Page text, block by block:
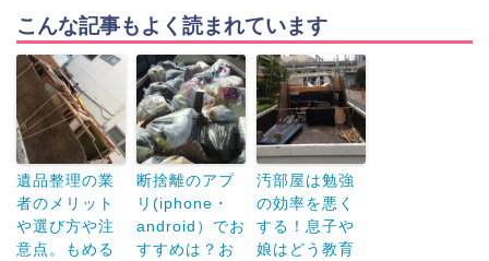
こんな記事もよく読まれています
遺品整理の業
者のメリット
や選び方や注
意点。もめる
断捨離のアプ
リ(iphone・
android）でお
すすめは？お
汚部屋は勉強
の効率を悪く
する！息子や
娘はどう教育